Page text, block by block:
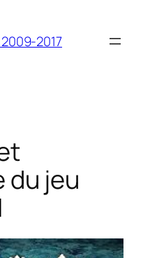
2017
du jeu